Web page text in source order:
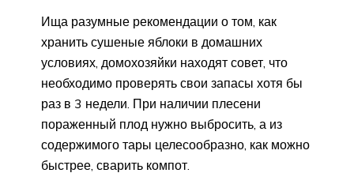
Ища разумные рекомендации о том, как
хранить сушеные яблоки в домашних
условиях, домохозяйки находят совет, что
необходимо проверять свои запасы хотя бы
раз в 3 недели. При наличии плесени
пораженный плод нужно выбросить, а из
содержимого тары целесообразно, как можно
быстрее, сварить компот.